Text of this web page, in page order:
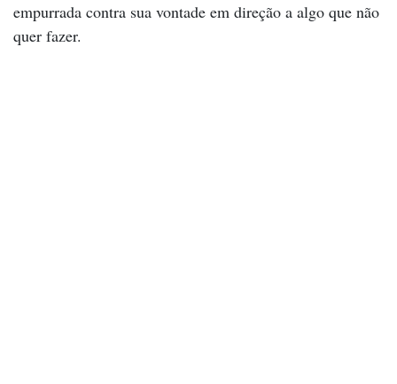
empurrada contra sua vontade em direção a algo que não
quer fazer.